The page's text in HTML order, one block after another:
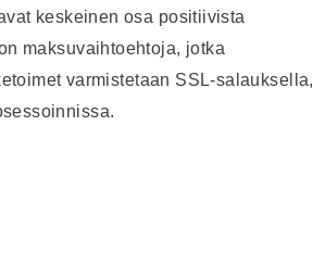
keskeinen osa positiivista
maksuvaihtoehtoja, jotka
varmistetaan SSL-salauksella,